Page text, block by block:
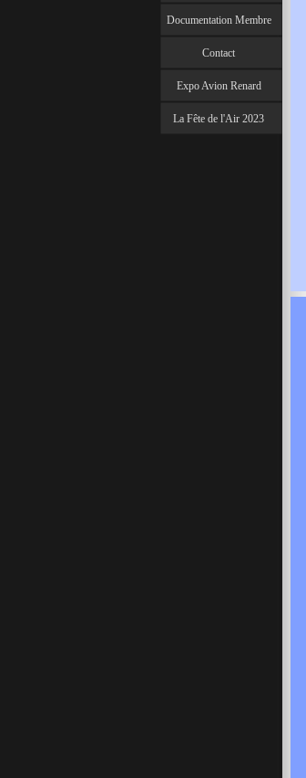
Documentation Membre
Contact
Expo Avion Renard
La Fête de l'Air 2023